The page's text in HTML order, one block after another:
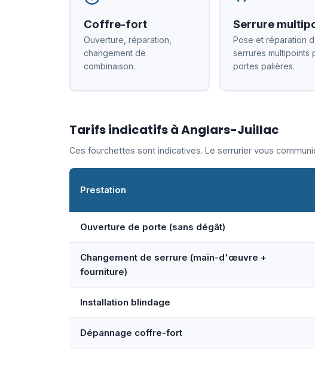
Coffre-fort
Ouverture, réparation,
changement de
combinaison.
Serrure
Pose et réparation
serrures multipoints
portes palières.
Tarifs indicatifs à Anglars-Juillac
Ces fourchettes sont indicatives. Le serrurier vous
Prestation
Ouverture de porte (sans dégât)
Changement de serrure (main-d'œuvre +
fourniture)
Installation blindage
Dépannage coffre-fort